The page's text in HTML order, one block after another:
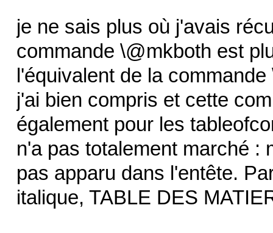
je ne sais plus où j'avais
commande \@mkboth est
l'équivalent de la
j'ai bien compris et cette
également pour les
n'a pas totalement marché :
pas apparu dans l'entête.
italique, TABLE DES